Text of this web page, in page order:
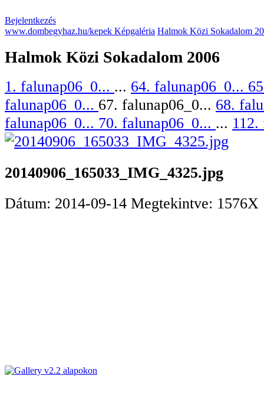
Bejelentkezés
www.dombegyhaz.hu/kepek Képgaléria Halmok Közi Sokadalom
Halmok Közi Sokadalom 2006
1. falunap06_0... ... 64. falunap06_0...
falunap06_0... 67. falunap06_0... 68.
falunap06_0... 70. falunap06_0... ...
20140906_165033_IMG_4325.jpg
Dátum: 2014-09-14 Megtekintve: 1576X